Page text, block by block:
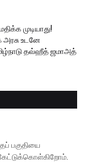
முடியாது!
உடனே
தவ்ஹீத் ஜமாஅத்
பகுதியை